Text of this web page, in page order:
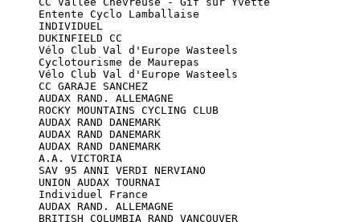
Entente Cyclo Lamballaise
INDIVIDUEL
DUKINFIELD CC
Vélo Club Val d'Europe Wasteels
Cyclotourisme de Maurepas
Club Val d'Europe Wasteels
GARAJE SANCHEZ
RAND. ALLEMAGNE
MOUNTAINS CYCLING CLUB
RAND DANEMARK
RAND DANEMARK
RAND DANEMARK
A.A. VICTORIA
95 ANNI VERDI NERVIANO
AUDAX TOURNAI
Individuel France
RAND. ALLEMAGNE
COLUMBIA RAND VANCOUVER